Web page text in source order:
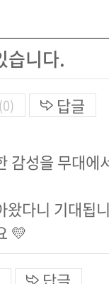
습니다.
(0)
답글
감성을 무대에
왔다니 기대됩
💛